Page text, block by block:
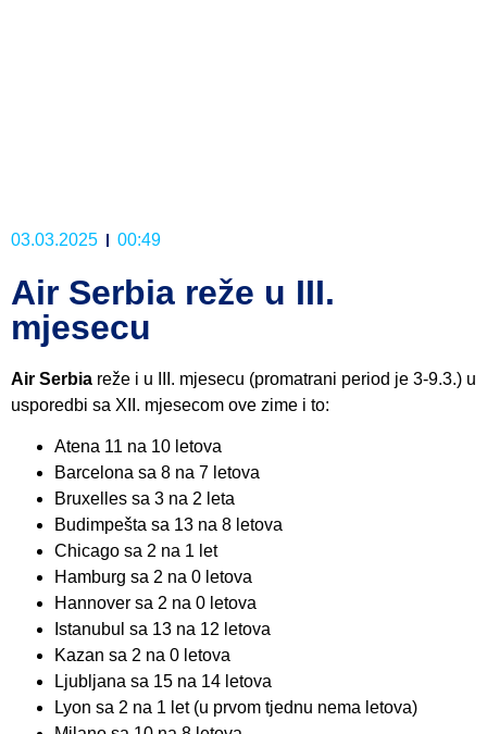
03.03.2025 00:49
Air Serbia reže u III.
mjesecu
Air Serbia reže i u III. mjesecu (promatrani period je 3-9.3.) u
usporedbi sa XII. mjesecom ove zime i to:
Atena 11 na 10 letova
Barcelona sa 8 na 7 letova
Bruxelles sa 3 na 2 leta
Budimpešta sa 13 na 8 letova
Chicago sa 2 na 1 let
Hamburg sa 2 na 0 letova
Hannover sa 2 na 0 letova
Istanubul sa 13 na 12 letova
Kazan sa 2 na 0 letova
Ljubljana sa 15 na 14 letova
Lyon sa 2 na 1 let (u prvom tjednu nema letova)